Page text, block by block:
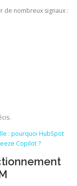
de nombreux signaux :
: pourquoi HubSpot
Copilot ?